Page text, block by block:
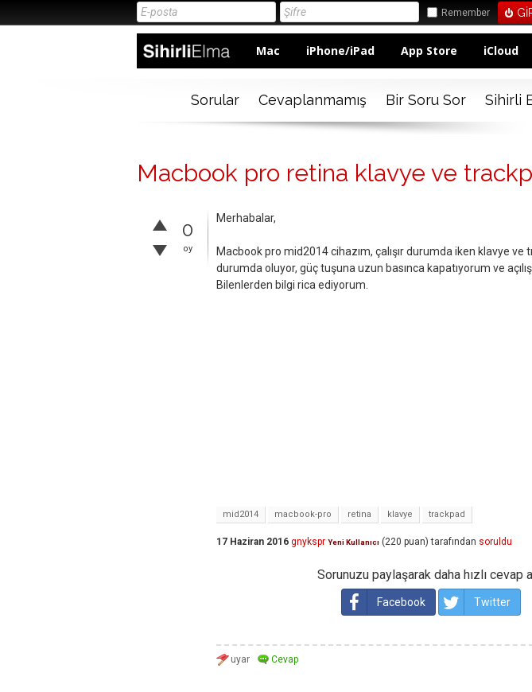
Remember
Mac iPhone/iPad App Store iCloud
Sorular Cevaplanmamış Bir Soru Sor Sihirli
Macbook pro retina klavye ve
0
oy
Merhabalar,
Macbook pro mid2014 cihazım, çalışır durumda iken klavye ve
durumda oluyor, güç tuşuna uzun basınca kapatıyorum ve
Bilenlerden bilgi rica ediyorum.
mid2014 macbook-pro retina klavye trackpad
17 Haziran 2016 gnykspr Yeni Kullanıcı (220 puan) tarafından soruldu
Sorunuzu paylaşarak daha hızlı cevap
Facebook Twitter